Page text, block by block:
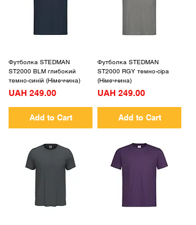
Футболка STEDMAN
ST2000 BLM глибокий
темно-синій (Німеччина)
Price
UAH 249.00
Add to Cart
Футболка STEDMAN
ST2000 RGY темно-сіра
(Німеччина)
Price
UAH 249.00
Add to Cart